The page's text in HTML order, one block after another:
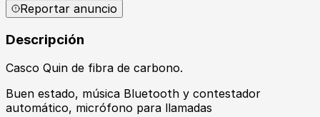
Reportar anuncio
Descripción
Casco Quin de fibra de carbono.
Buen estado, música Bluetooth y contestador
automático, micrófono para llamadas